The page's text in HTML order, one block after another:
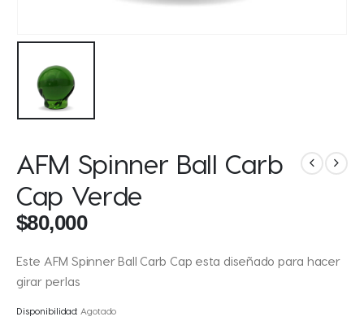
AFM Spinner Ball Carb
Cap Verde
$80,000
Este AFM Spinner Ball Carb Cap esta diseñado para hacer
girar perlas
Disponibilidad: Agotado